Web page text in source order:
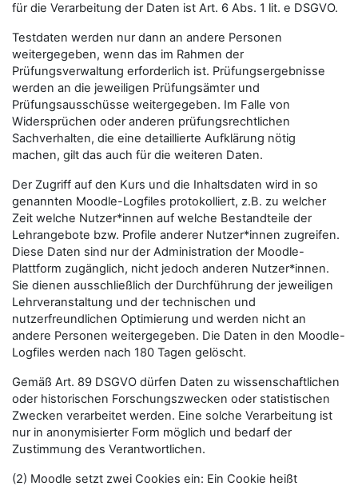
für die Verarbeitung der Daten ist Art. 6 Abs. 1 lit. e DSGVO.
Testdaten werden nur dann an andere Personen
weitergegeben, wenn das im Rahmen der
Prüfungsverwaltung erforderlich ist. Prüfungsergebnisse
werden an die jeweiligen Prüfungsämter und
Prüfungsausschüsse weitergegeben. Im Falle von
Widersprüchen oder anderen prüfungsrechtlichen
Sachverhalten, die eine detaillierte Aufklärung nötig
machen, gilt das auch für die weiteren Daten.
Der Zugriff auf den Kurs und die Inhaltsdaten wird in so
genannten Moodle-Logfiles protokolliert, z.B. zu welcher
Zeit welche Nutzer*innen auf welche Bestandteile der
Lehrangebote bzw. Profile anderer Nutzer*innen zugreifen.
Diese Daten sind nur der Administration der Moodle-
Plattform zugänglich, nicht jedoch anderen Nutzer*innen.
Sie dienen ausschließlich der Durchführung der jeweiligen
Lehrveranstaltung und der technischen und
nutzerfreundlichen Optimierung und werden nicht an
andere Personen weitergegeben. Die Daten in den Moodle-
Logfiles werden nach 180 Tagen gelöscht.
Gemäß Art. 89 DSGVO dürfen Daten zu wissenschaftlichen
oder historischen Forschungszwecken oder statistischen
Zwecken verarbeitet werden. Eine solche Verarbeitung ist
nur in anonymisierter Form möglich und bedarf der
Zustimmung des Verantwortlichen.
(2) Moodle setzt zwei Cookies ein: Ein Cookie heißt